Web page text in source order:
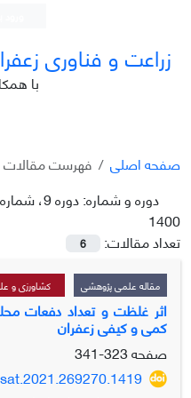
زراعت و فناوری
با
صفحه اصلی
فهرست مقالات
دوره و شماره:
1400
تعداد مقالات:
6
مقاله علمی پژوهشی کشاورزی و
اثر غلظت و تعداد دفعات
کمی و کیفی زعفران
صفحه323-341